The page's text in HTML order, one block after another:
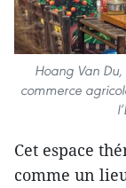
Hoang Van
commerce
Cet espace
comme un